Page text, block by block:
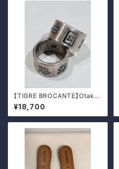
【TIGRE BROCANTE】Otakar
a シルバーリング
¥18,700